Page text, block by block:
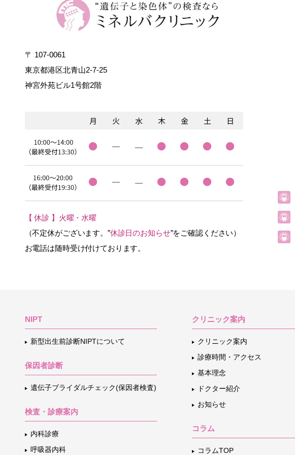
〒 107-0061
東京都港区北青山2-7-25
神宮外苑ビル1号館2階
【 休診 】火曜・水曜
（不定休がございます。”休診日のお知らせ”をご確認ください）
お電話は随時受け付けております。
NIPT
新型出生前診断NIPTについて
保因者診断
遺伝子ブライダルチェック(保因者検査)
検査・診療案内
内科診療
呼吸器内科
クリニック案内
クリニック案内
診療時間・アクセス
基本理念
ドクター紹介
お知らせ
コラム
コラムTOP